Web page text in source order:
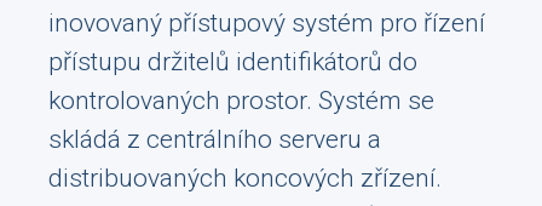
inovovaný přístupový systém pro řízení
přístupu držitelů identifikátorů do
kontrolovaných prostor. Systém se
skládá z centrálního serveru a
distribuovaných koncových zřízení.